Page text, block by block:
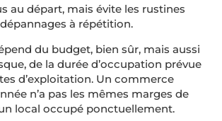
au départ, mais évite les rustines
à répétition.
du budget, bien sûr, mais aussi
de la durée d’occupation prévue
d’exploitation. Un commerce
n’a pas les mêmes marges de
local occupé ponctuellement.